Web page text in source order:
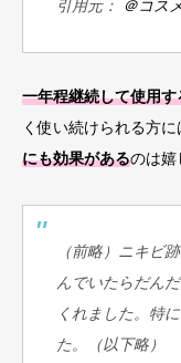
引用元： ＠コス
一年程継続して使用
く使い続けられる方に
にも効果があるのは嬉
（前略） ニキビ
んでいたらだん
くれました。 特
た。
（以下略）